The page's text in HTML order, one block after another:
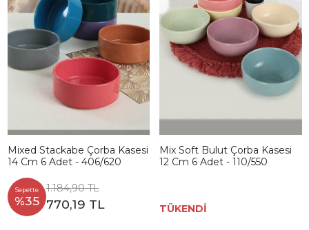
Mixed Stackabe Çorba Kasesi
14 Cm 6 Adet - 406/620
Sepette
%35
1.184,90 TL
770,19 TL
Mix Soft Bulut Çorba Kasesi
12 Cm 6 Adet - 110/550
TÜKENDİ